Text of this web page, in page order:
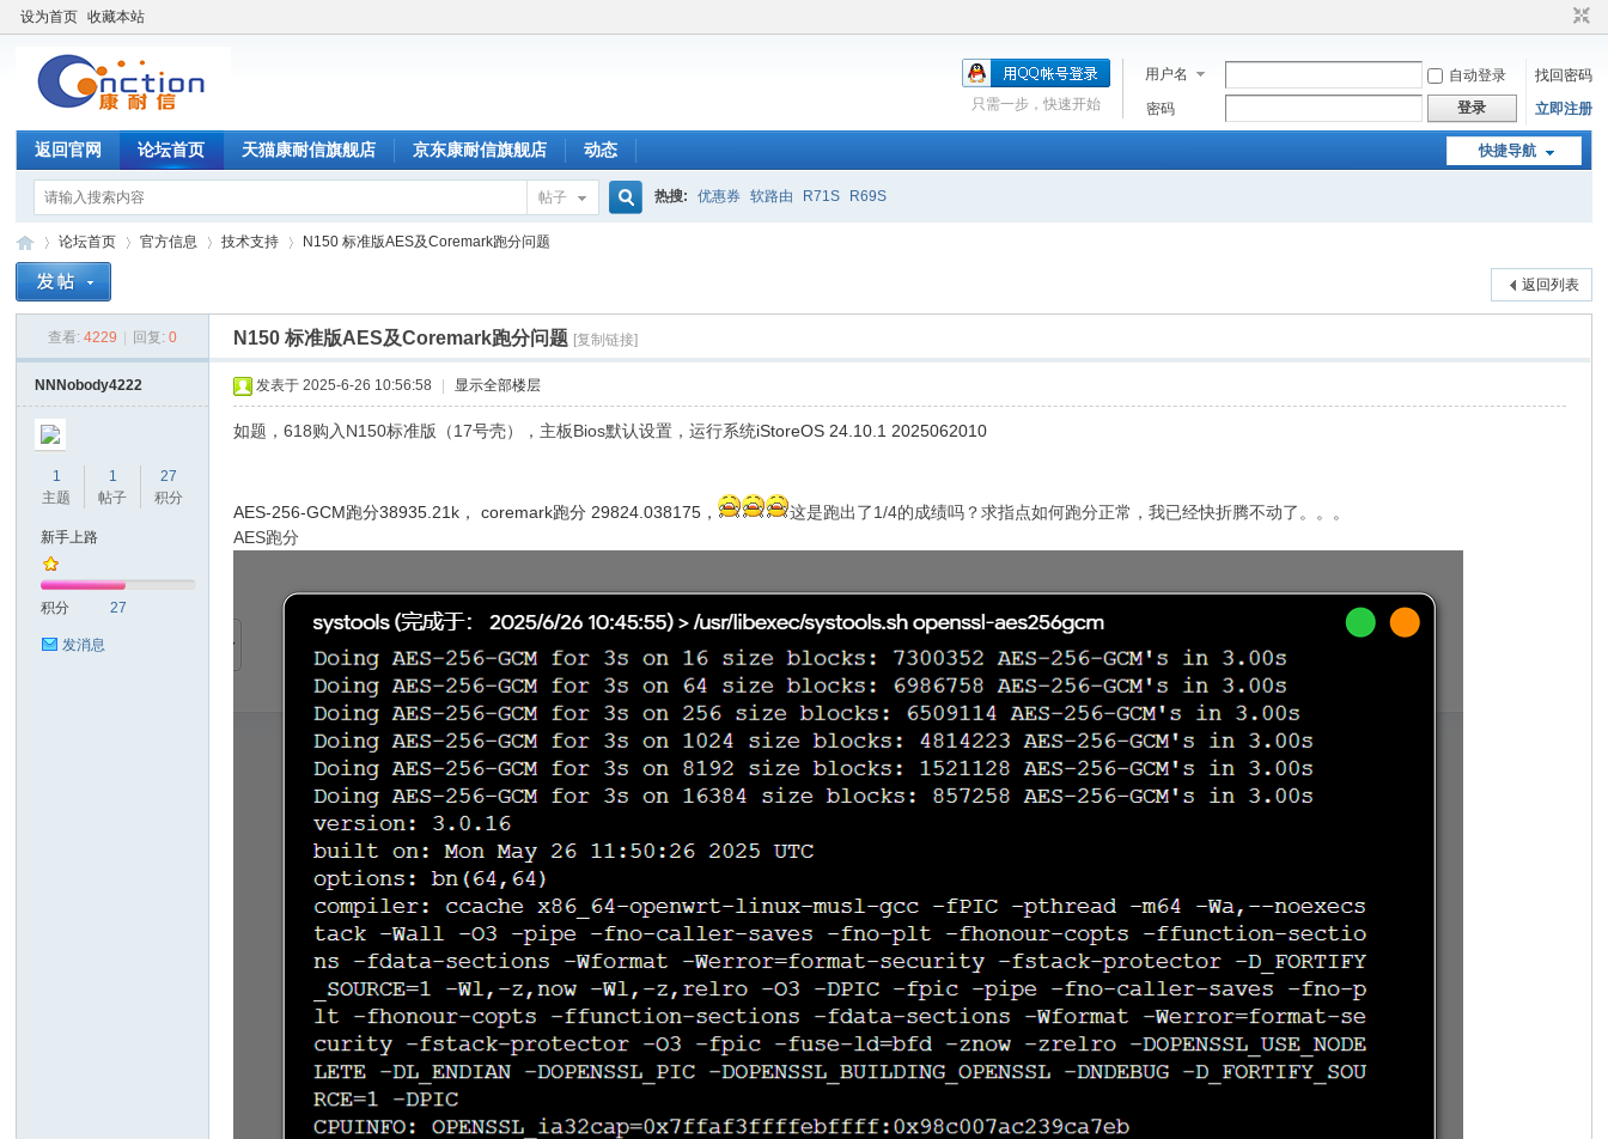
设为首页 收藏本站
用户名 自动登录
找回密码
密码
登录 立即注册
只需一步，快速开始
快捷导航
返回官网 论坛首页 天猫康耐信旗舰店 京东康耐信旗舰店 动态
帖子
索
热搜: 优惠券 软路由 R71S R69S
论坛首页 官方信息 技术支持
›
N150 标准版AES及Coremark跑分问题
返回列表
查看: 4229 回复: 0 N150 标准版AES及Coremark跑分问题 [复制链接]
NNNobody4222
1
主题
1
帖子
27
积分
新手上路
积分 27
发消息
发表于 2025-6-26 10:56:58 显示全部楼层
如题，618购入N150标准版（17号壳），主板Bios默认设置，运行系统iStoreOS 24.10.1 2025062010
AES-256-GCM跑分38935.21k， coremark跑分 29824.038175，
这是跑出了1/4的成绩吗？求指点如何跑分正常，我已经快折腾不动了。。。
AES跑分